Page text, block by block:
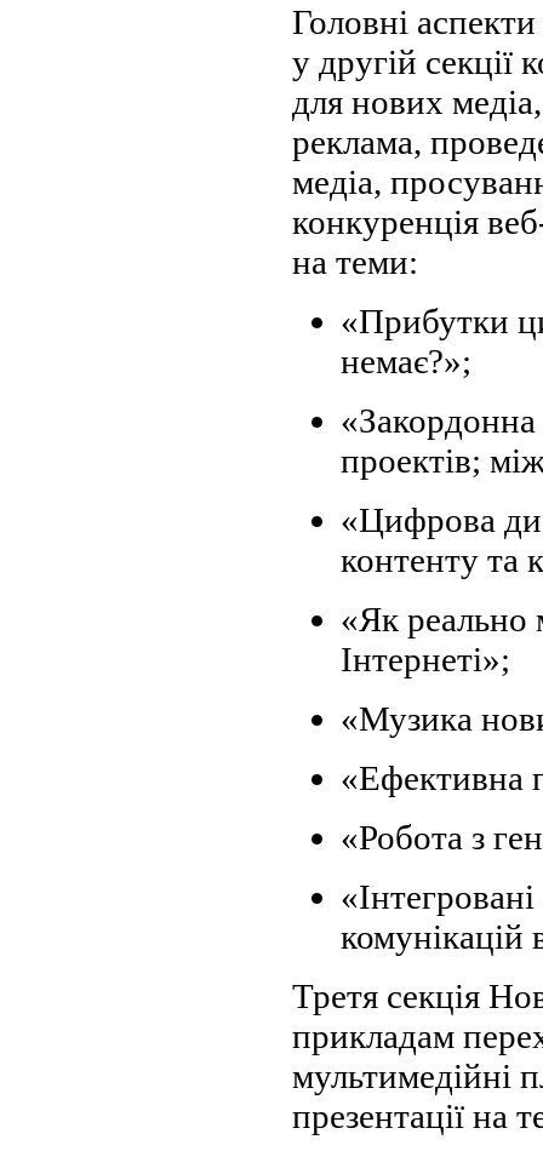
Головні
у другій секції
для нових
реклама,
медіа,
конкуренція
на теми:
«Прибутки
немає?»;
проектів;
«Цифрова
контенту та
«Як реально
Інтернеті»;
«Музика
«Ефективна
«Робота з
комунікацій
Третя секція
прикладам
мультимедійні
презентації на